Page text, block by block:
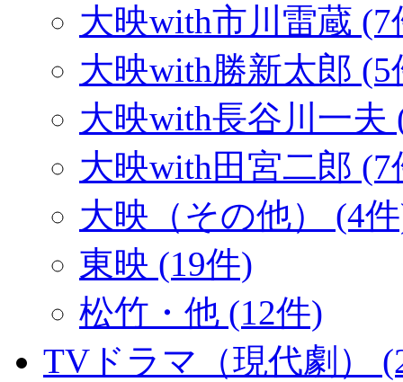
大映with市川雷蔵 (7
大映with勝新太郎 (5
大映with長谷川一夫
大映with田宮二郎 (7
大映（その他） (4
東映 (19件)
松竹・他 (12件)
TVドラマ（現代劇）